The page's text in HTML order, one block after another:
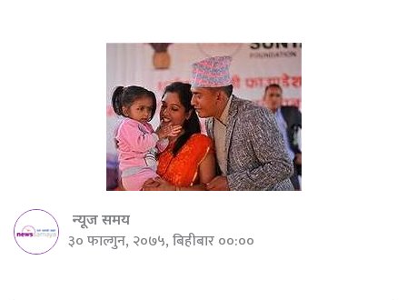
न्यूज समय
३० फाल्गुन, २०७५, बिहीबार ००:००